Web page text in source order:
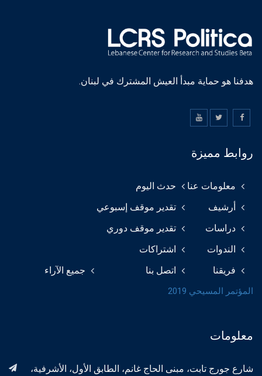
هدفنا هو حماية مبدأ العيش المشترك في لبنان.
روابط مميزة
معلومات عنا
أرشيف
دراسات
الندوات
فريقنا
حدث اليوم
تقدير موقف إسبوعي
تقدير موقف دوري
اشتراكات
اتصل بنا
جميع الآراء
المؤتمر المسيحي 2019
معلومات
شارع جورج تابت، مبنى الحاج غانم، الطابق الأول، الأشرفية،